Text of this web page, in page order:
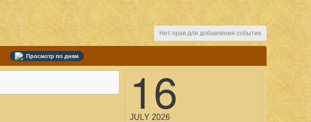
Нет прав для добавления события
Просмотр по дням
16
JULY 2026